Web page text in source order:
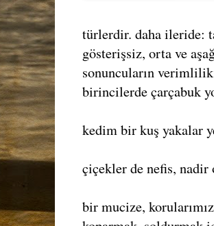
türlerdir. daha ileride:
gösterişsiz, orta ve
sonuncuların
birincilerde çarçabuk
kedim bir kuş yakalar
çiçekler de nefis,
bir mucize,